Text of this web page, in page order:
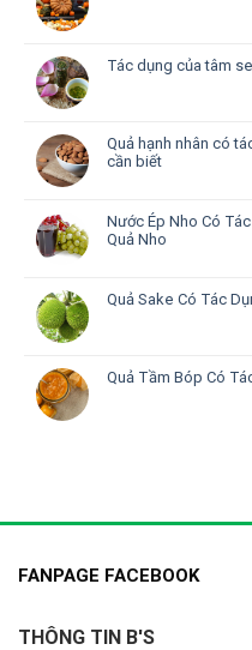
Tác dụng của tâm
Quả hạnh nhân có
cần biết
Nước Ép Nho Có
Quả Nho
Quả Sake Có Tác
Quả Tầm Bóp Có
FANPAGE FACEBOOK
THÔNG TIN B'S